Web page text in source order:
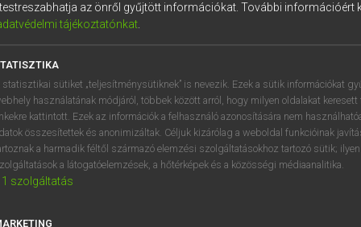
egyetemes nagyszótár
VAN ELŐFIZETÉSED?
megtekintéséhez.
az önről gyűjtött információkat. További információért
tájékoztatónkat.
statisztikai sütiket „teljesítménysütiknek” is nevezik. Ezek a sütik információkat
használatának módjáról, többek között arról, hogy milyen oldalakat keresett
kattintott. Ezek az információk a felhasználó azonosítására nem
összesítettek és anonimizáltak. Céljuk kizárólag a weboldal funkcióinak
a harmadik féltől származó elemzési szolgáltatásokhoz tartozó sütik;
a látogatóelemzések, a hőtérképek és a közösségi médiaanalitika.
1 szolgáltatás
DE CN FR ES IT NL
1 2 3 4 5 6 7 8 9
q w e r t z u i
a s d f g h j k l é
í y x c v b n m , .